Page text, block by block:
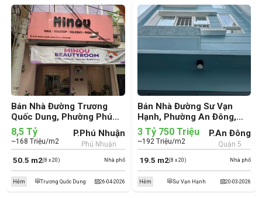
Bán Nhà Đường Trương
Quốc Dung, Phường Phú
Nhuận, Quận Phú Nhuận
(cũ)
Nhà phố
50.5 m2(8 x 20)
8,5 Tỷ
~168 Triệu/m2
P.Phú Nhuận
Phú Nhuận
26-04-2026
Hẻm Trương Quốc Dung
Bán Nhà Đường Sư Vạn
Hạnh, Phường An Đông,
Quận 5 (cũ)
Nhà phố
19.5 m2(8 x 20)
3 Tỷ 750 Triệu
~192 Triệu/m2
P.An Đông
Quận 5
20-03-2026
Hẻm Sư Vạn Hạnh